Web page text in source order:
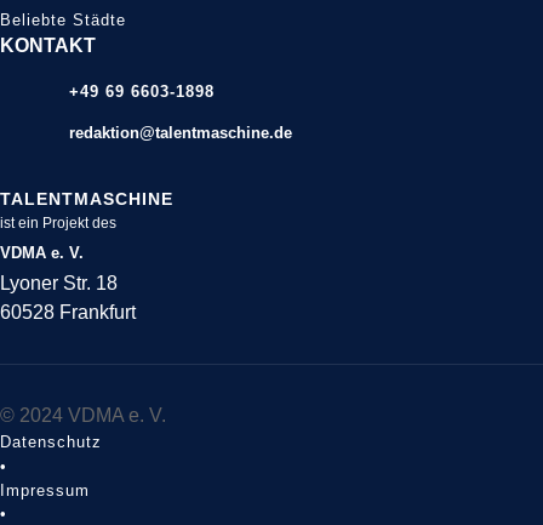
Beliebte Städte
KONTAKT
+49 69 6603-1898
redaktion@talentmaschine.de
TALENTMASCHINE
ist ein Projekt des
VDMA e. V.
Lyoner Str. 18
60528 Frankfurt
© 2024 VDMA e. V.
Datenschutz
•
Impressum
•